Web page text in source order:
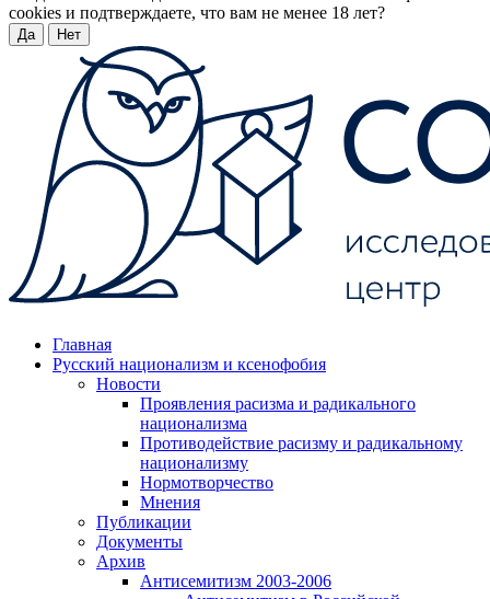
cookies и подтверждаете, что вам не менее 18 лет?
Да Нет
Главная
Русский национализм и ксенофобия
Новости
Проявления расизма и радикального
национализма
Противодействие расизму и радикальному
национализму
Нормотворчество
Мнения
Публикации
Документы
Архив
Антисемитизм 2003-2006